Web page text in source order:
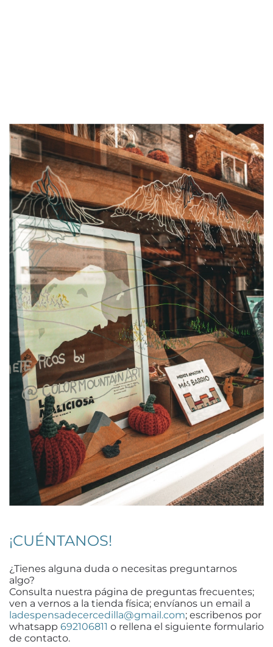
¡CUÉNTANOS!
¿Tienes alguna duda o necesitas preguntarnos
algo?
Consulta nuestra página de preguntas frecuentes;
ven a vernos a la tienda física; envíanos un email a
ladespensadecercedilla@gmail.com; escribenos por
whatsapp 692106811 o rellena el siguiente formulario
de contacto.